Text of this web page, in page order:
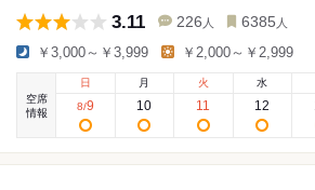
3.11 226 人 6385 人
￥3,000～￥3,999 ￥2,000～￥2,999
空席
情報
日
8/9
月
10
火
11
水
12